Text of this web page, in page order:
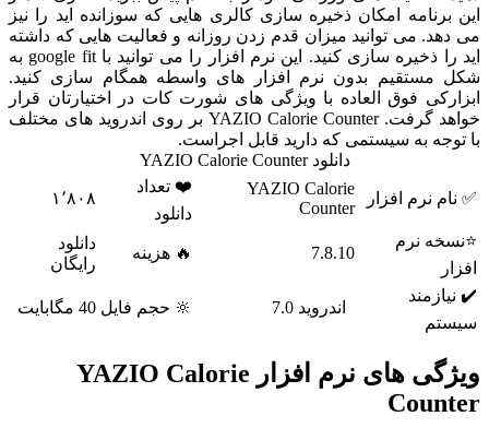
این برنامه امکان ذخیره سازی کالری هایی که سوزانده اید را نیز
می دهد. می توانید میزان قدم زدن روزانه و فعالیت هایی که داشته
اید را ذخیره سازی کنید. این نرم افزار را می توانید با google fit به
شکل مستقیم بدون نرم افزار های واسطه همگام سازی کنید.
ابزارکی فوق العاده با ویژگی های شورت کات در اختیارتان قرار
خواهد گرفت. YAZIO Calorie Counter بر روی اندروید های مختلف
با توجه به سیستمی که دارید قابل اجراست.
دانلود YAZIO Calorie Counter
✅ نام نرم افزار
YAZIO Calorie
Counter
❤️ تعداد
دانلود
۱٬۸۰۸
⭐نسخه نرم
افزار
7.8.10 🔥 هزینه
دانلود
رایگان
✔️ نیازمند
سیستم
اندروید 7.0 🔆 حجم فایل 40 مگابایت
ویژگی های نرم افزار YAZIO Calorie
Counter